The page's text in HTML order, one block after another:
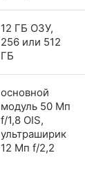
12 ГБ ОЗУ,
256 или 512
ГБ
основной
модуль 50 Мп
f/1,8 OIS,
ультраширик
12 Мп f/2,2